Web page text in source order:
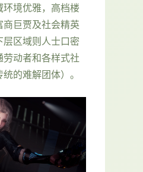
境优雅，高档楼
巨贾及社会精英
区域则人士口密
动者和各样式社
的难解团体）。